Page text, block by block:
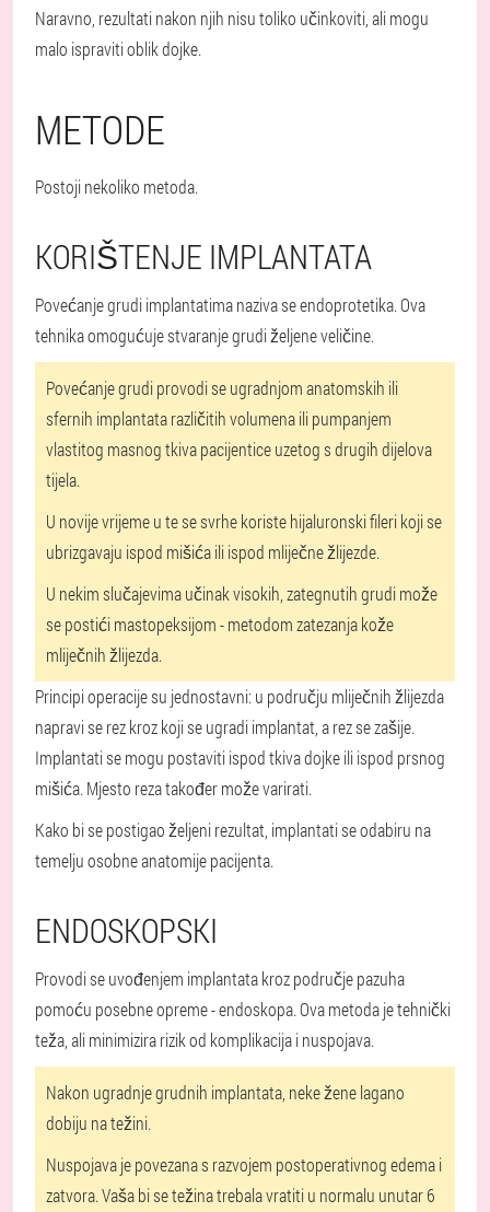
Naravno, rezultati nakon njih nisu toliko učinkoviti, ali mogu
malo ispraviti oblik dojke.
METODE
Postoji nekoliko metoda.
KORIŠTENJE IMPLANTATA
Povećanje grudi implantatima naziva se endoprotetika. Ova
tehnika omogućuje stvaranje grudi željene veličine.
Povećanje grudi provodi se ugradnjom anatomskih ili
sfernih implantata različitih volumena ili pumpanjem
vlastitog masnog tkiva pacijentice uzetog s drugih dijelova
tijela.
U novije vrijeme u te se svrhe koriste hijaluronski fileri koji se
ubrizgavaju ispod mišića ili ispod mliječne žlijezde.
U nekim slučajevima učinak visokih, zategnutih grudi može
se postići mastopeksijom - metodom zatezanja kože
mliječnih žlijezda.
Principi operacije su jednostavni: u području mliječnih žlijezda
napravi se rez kroz koji se ugradi implantat, a rez se zašije.
Implantati se mogu postaviti ispod tkiva dojke ili ispod prsnog
mišića. Mjesto reza također može varirati.
Kako bi se postigao željeni rezultat, implantati se odabiru na
temelju osobne anatomije pacijenta.
ENDOSKOPSKI
Provodi se uvođenjem implantata kroz područje pazuha
pomoću posebne opreme - endoskopa. Ova metoda je tehnički
teža, ali minimizira rizik od komplikacija i nuspojava.
Nakon ugradnje grudnih implantata, neke žene lagano
dobiju na težini.
Nuspojava je povezana s razvojem postoperativnog edema i
zatvora. Vaša bi se težina trebala vratiti u normalu unutar 6